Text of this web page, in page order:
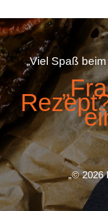
„Viel Spaß
„© 2026